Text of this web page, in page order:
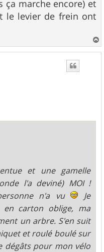
ça marche encore) et
le levier de frein ont
a
et une gamelle
l'a deviné) MOI !
n'a vu
Je
en carton oblige, ma
un arbre. S'en suit
et roulé boulé sur
dégâts pour mon vélo